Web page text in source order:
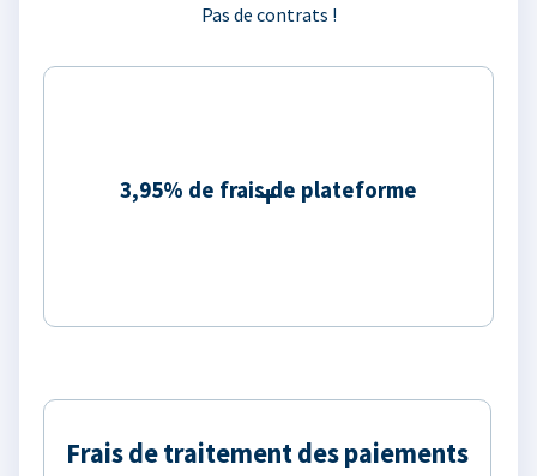
Pas de contrats !
3,95% de frais de plateforme
Frais de traitement des paiements